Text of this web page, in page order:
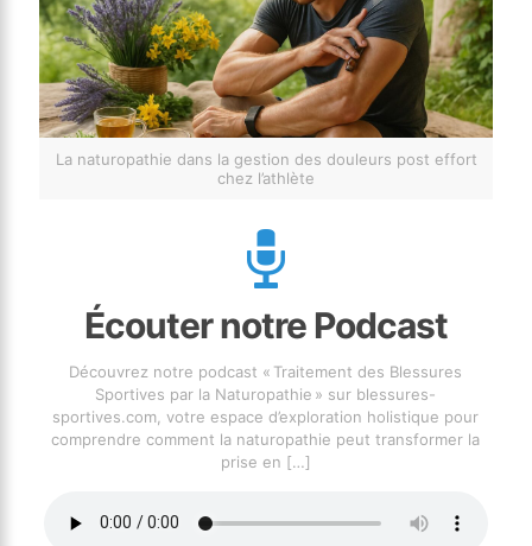
La naturopathie dans la gestion des douleurs post effort
chez l’athlète
Écouter notre Podcast
Découvrez notre podcast « Traitement des Blessures
Sportives par la Naturopathie » sur blessures-
sportives.com, votre espace d’exploration holistique pour
comprendre comment la naturopathie peut transformer la
prise en […]